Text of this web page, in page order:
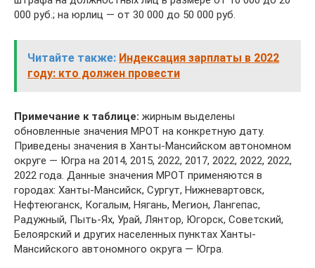
000 руб.; на юрлиц — от 30 000 до 50 000 руб.
Читайте также: Индексация зарплаты в 2022
году: кто должен провести
Примечание к таблице: жирным выделены
обновленные значения МРОТ на конкретную дату.
Приведены значения в Ханты-Мансийском автономном
округе — Югра на 2014, 2015, 2022, 2017, 2022, 2022, 2022,
2022 года. Данные значения МРОТ применяются в
городах: Ханты-Мансийск, Сургут, Нижневартовск,
Нефтеюганск, Когалым, Нягань, Мегион, Лангепас,
Радужный, Пыть-Ях, Урай, Лянтор, Югорск, Советский,
Белоярский и других населенных пунктах Ханты-
Мансийского автономного округа — Югра.